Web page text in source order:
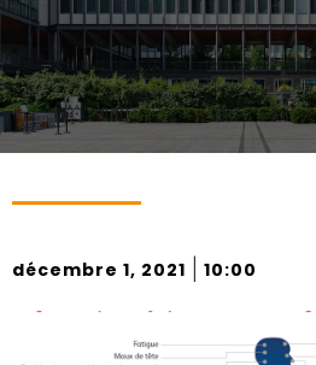
décembre 1, 2021 10:00